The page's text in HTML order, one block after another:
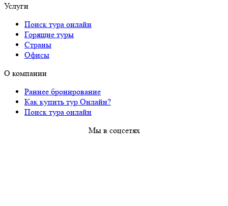
Услуги
Поиск тура онлайн
Горящие туры
Страны
Офисы
О компании
Раннее бронирование
Как купить тур Онлайн?
Поиск тура онлайн
Мы в соцсетях